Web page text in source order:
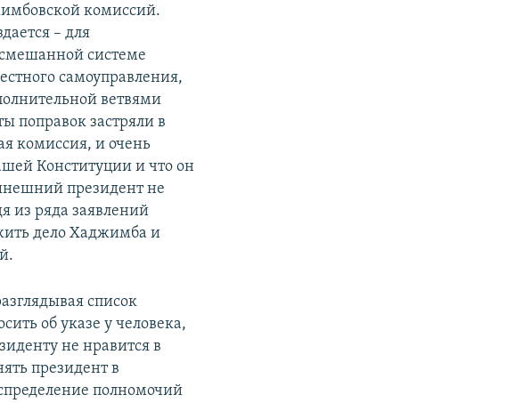
комиссий.
– для
системе
самоуправления,
ветвями
поправок застряли в
комиссия, и очень
Конституции и что он
президент не
из ряда заявлений
дело Хаджимба и
список
об указе у человека,
не нравится в
президент в
полномочий